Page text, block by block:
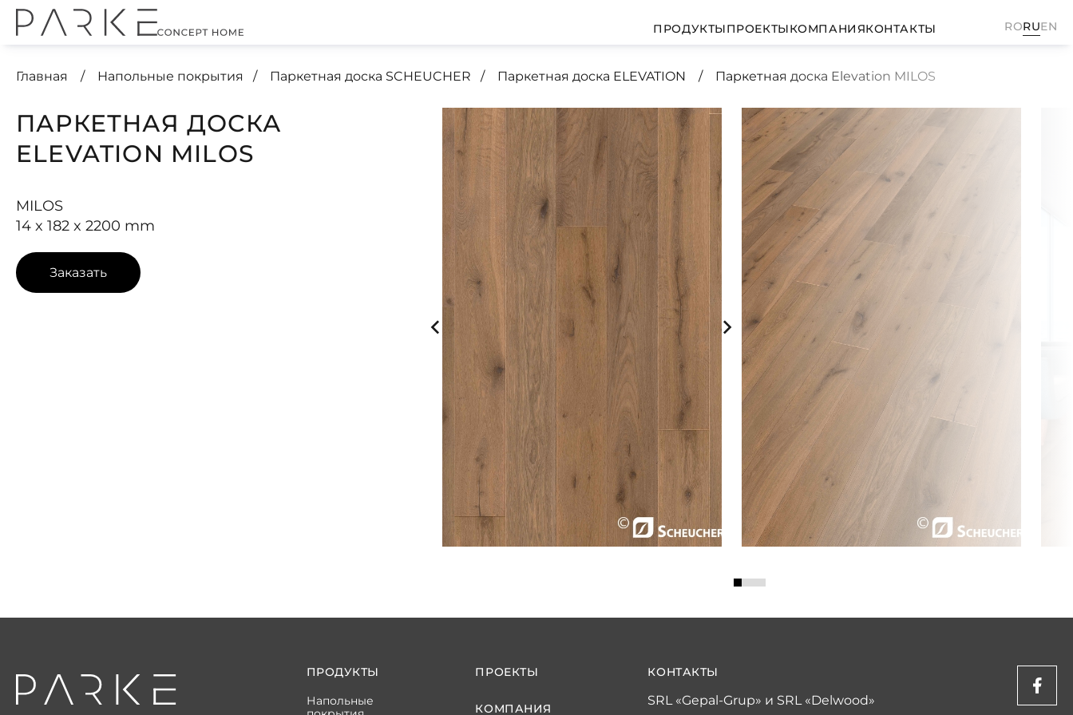
ПРОДУКТЫПРОЕКТЫКОМПАНИЯКОНТАКТЫ RORUEN
Главная Напольные покрытия Паркетная доска SCHEUCHER Паркетная доска ELEVATION Паркетная доска Elevation MILOS
ПАРКЕТНАЯ ДОСКА
ELEVATION MILOS
MILOS
14 x 182 x 2200 mm
Заказать
ПРОДУКТЫ
Напольные
ПРОЕКТЫ
КОМПАНИЯ
КОНТАКТЫ
SRL «Gepal-Grup» и SRL «Delwood»